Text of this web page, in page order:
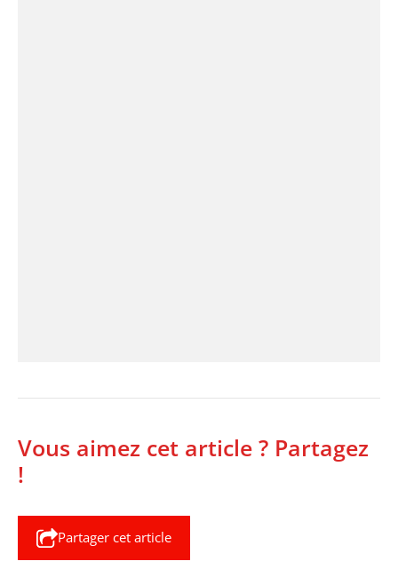
Vous aimez cet article ? Partagez
!
Partager cet article